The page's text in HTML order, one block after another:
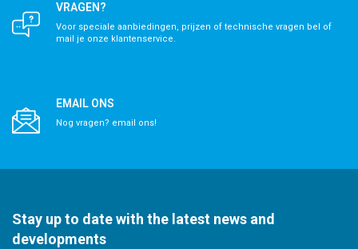
VRAGEN?
Voor speciale aanbiedingen, prijzen of technische vragen bel of
mail je onze klantenservice.
EMAIL ONS
Nog vragen? email ons!
Stay up to date with the latest news and
developments